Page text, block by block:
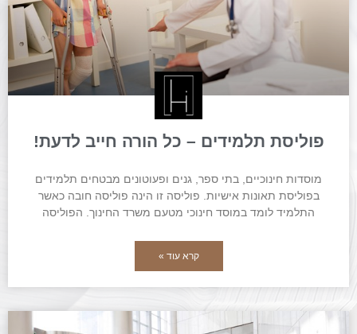
פוליסת תלמידים – כל הורה חייב לדעת!
מוסדות חינוכיים, בתי ספר, גנים ופעוטונים מבטחים תלמידים
בפוליסת תאונות אישיות. פוליסה זו הינה פוליסה חובה כאשר
התלמיד לומד במוסד חינוכי מטעם משרד החינוך. הפוליסה
קרא עוד »